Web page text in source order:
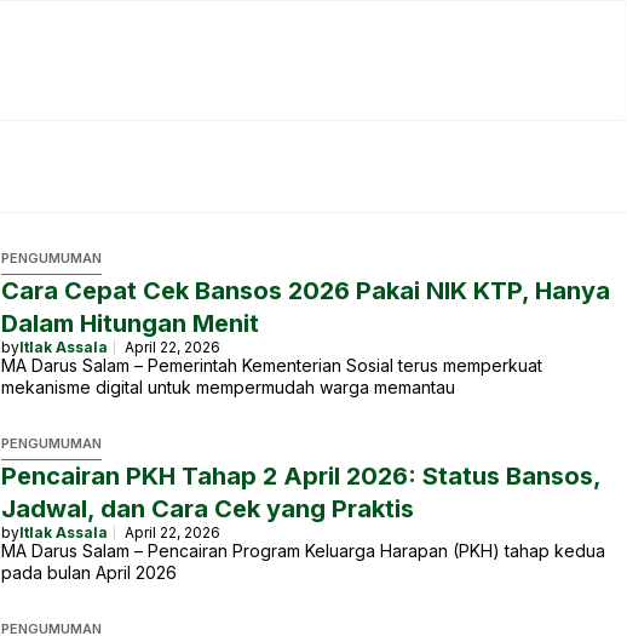
PENGUMUMAN
Cara Cepat Cek Bansos 2026 Pakai NIK KTP, Hanya
Dalam Hitungan Menit
byItlak Assala April 22, 2026
MA Darus Salam – Pemerintah Kementerian Sosial terus memperkuat
mekanisme digital untuk mempermudah warga memantau
PENGUMUMAN
Pencairan PKH Tahap 2 April 2026: Status Bansos,
Jadwal, dan Cara Cek yang Praktis
byItlak Assala April 22, 2026
MA Darus Salam – Pencairan Program Keluarga Harapan (PKH) tahap kedua
pada bulan April 2026
PENGUMUMAN